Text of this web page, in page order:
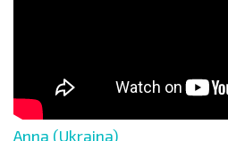
Anna (Ukraina)